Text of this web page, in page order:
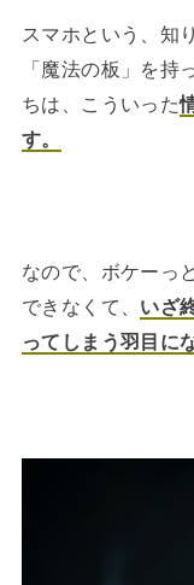
スマホという、知
「魔法の板」を持
ちは、こういった
す。
なので、ボケーっ
できなくて、 いざ
ってしまう羽目に